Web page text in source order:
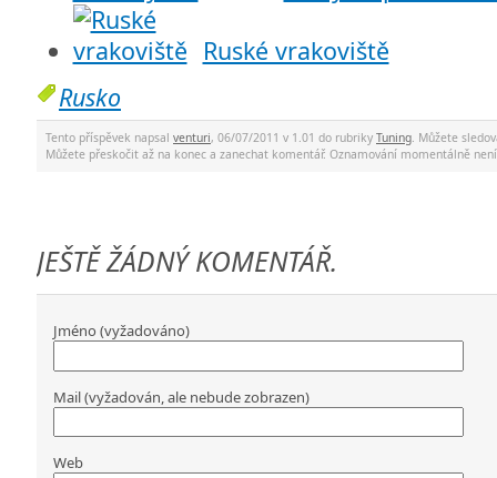
Ruské vrakoviště
Rusko
Tento příspěvek napsal venturi, 06/07/2011 v 1.01 do rubriky Tuning. Můžete
Můžete přeskočit až na konec a zanechat komentář. Oznamování momentálně
JEŠTĚ ŽÁDNÝ KOMENTÁŘ.
Jméno (vyžadováno)
Mail (vyžadován, ale nebude zobrazen)
Web